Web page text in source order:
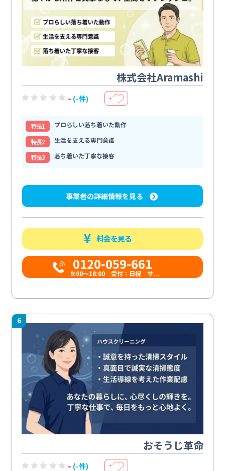
株式会社Aramashi
- (-件) ＋
特⻑1
プロらしい落ち着いた動作
特⻑2
生活を支える専門意識
特⻑3
落ち着いた丁寧な接客
事業者の詳細情報を見る
料金を見る
0120-059-661
9:00〜18:00 受付：日祝 サ...
6
おそうじ革命
- (-件) ＋